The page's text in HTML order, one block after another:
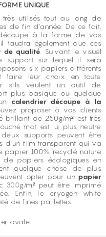
UNIQUE
très utilisés tout au long de
de fin d'année. De ce fait,
à la forme de vos
faudra également que ces
de qualité . Suivant le visuel
support sur lequel il sera
six papiers différents
faire leur choix en toute
s'ils veulent un outil de
plus basique ou quelque
calendrier découpe à la
proposer à vos clients
brillant de 250g/m² est très
mat est lui plus neutre
supports peuvent être
d'un film transparent qui va
papier 100% recyclé nature
papiers écologiques en
quelque chose de plus
opter pour un papier
300g/m² peut être imprimé
Enfin, le cryogen white
de fines paillettes.
ovale